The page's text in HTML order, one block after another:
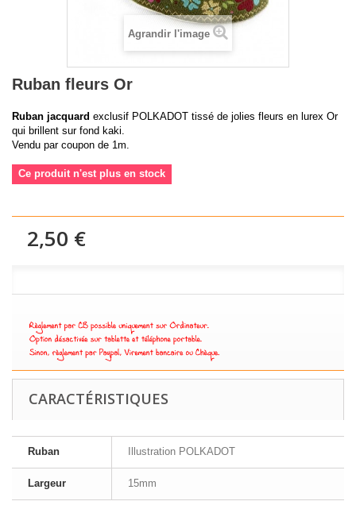
Agrandir l'image
Ruban fleurs Or
Ruban jacquard exclusif POLKADOT tissé de jolies fleurs en lurex Or
qui brillent sur fond kaki.
Vendu par coupon de 1m.
Ce produit n'est plus en stock
2,50 €
CARACTÉRISTIQUES
Ruban Illustration POLKADOT
Largeur 15mm